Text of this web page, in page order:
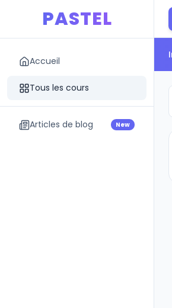
PASTEL
Accueil
Tous les cours
Articles de blog New